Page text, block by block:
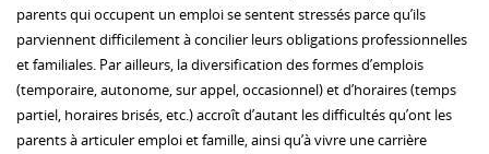
parents qui occupent un emploi se sentent stressés parce qu’ils
parviennent difficilement à concilier leurs obligations professionnelles
et familiales. Par ailleurs, la diversification des formes d’emplois
(temporaire, autonome, sur appel, occasionnel) et d’horaires (temps
partiel, horaires brisés, etc.) accroît d’autant les difficultés qu’ont les
parents à articuler emploi et famille, ainsi qu’à vivre une carrière